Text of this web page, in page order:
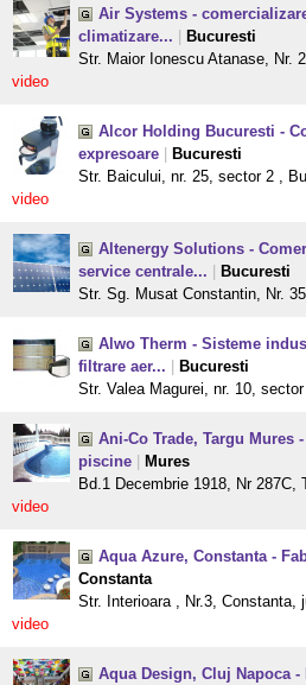
Air Systems -
climatizare...
Bucuresti
Str. Maior Ionescu Atanase, Nr.
video
Alcor Holding Bucuresti -
expresoare
Bucuresti
Str. Baicului, nr. 25, sector 2 ,
video
Altenergy Solutions -
service centrale...
Bucuresti
Str. Sg. Musat Constantin, Nr.
Alwo Therm - Sisteme
filtrare aer...
Bucuresti
Str. Valea Magurei, nr. 10,
Ani-Co Trade, Targu Mures
piscine
Mures
Bd.1 Decembrie 1918, Nr 287C,
video
Aqua Azure, Constanta -
Constanta
Str. Interioara , Nr.3, Constanta,
video
Aqua Design, Cluj Napoca -